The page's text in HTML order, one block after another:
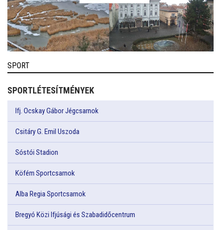
SPORT
SPORTLÉTESÍTMÉNYEK
Ifj. Ocskay Gábor Jégcsarnok
Csitáry G. Emil Uszoda
Sóstói Stadion
Köfém Sportcsarnok
Alba Regia Sportcsarnok
Bregyó Közi Ifjúsági és Szabadidőcentrum